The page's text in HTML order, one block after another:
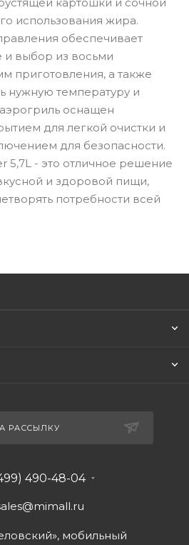
использования жира.
обеспечивает
и выбор из восьми
приготовления, а также
нужную температуру и
оснащен
для легкой очистки и
для безопасности.
5,7L - это отличное решение
и здоровой пищи,
потребности всей
РАССЫЛКУ
490-48-04
мобильный